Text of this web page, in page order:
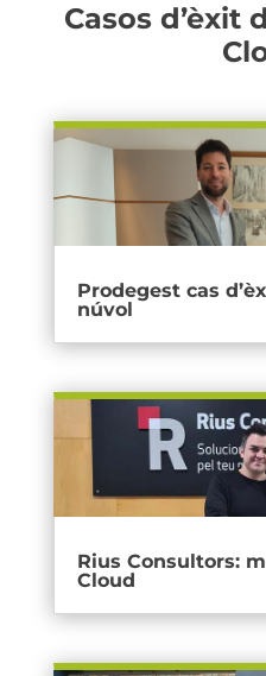
Casos d’èxit
Prodegest cas
núvol
Rius Consultors:
Cloud